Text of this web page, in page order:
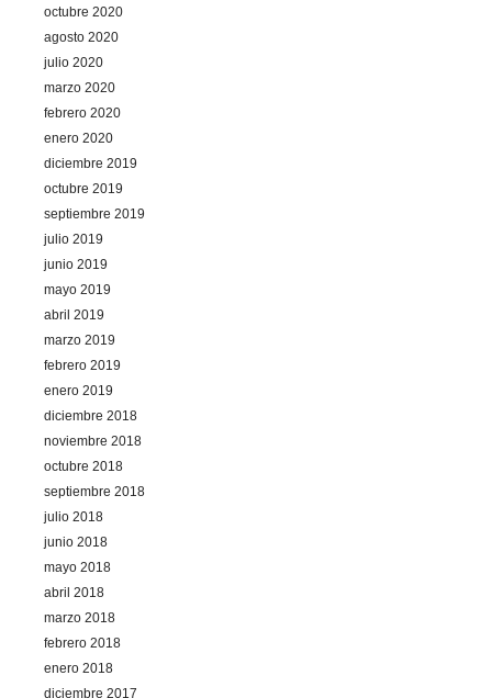
octubre 2020
agosto 2020
julio 2020
marzo 2020
febrero 2020
enero 2020
diciembre 2019
octubre 2019
septiembre 2019
julio 2019
junio 2019
mayo 2019
abril 2019
marzo 2019
febrero 2019
enero 2019
diciembre 2018
noviembre 2018
octubre 2018
septiembre 2018
julio 2018
junio 2018
mayo 2018
abril 2018
marzo 2018
febrero 2018
enero 2018
diciembre 2017